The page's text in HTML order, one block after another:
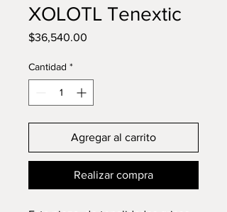
XOLOTL Tenextic
$36,540.00
Cantidad *
Agregar al carrito
Realizar compra